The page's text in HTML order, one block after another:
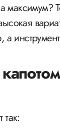
инструмент